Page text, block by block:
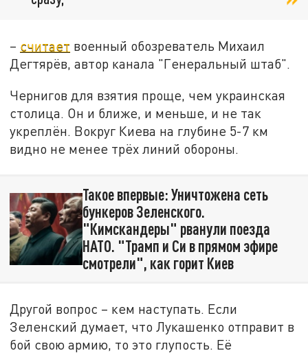
– считает военный обозреватель Михаил
Дегтярёв, автор канала "Генеральный штаб".
Чернигов для взятия проще, чем украинская
столица. Он и ближе, и меньше, и не так
укреплён. Вокруг Киева на глубине 5-7 км
видно не менее трёх линий обороны.
Такое впервые: Уничтожена сеть
бункеров Зеленского.
"Кимскандеры" рванули поезда
НАТО. "Трамп и Си в прямом эфире
смотрели", как горит Киев
Другой вопрос – кем наступать. Если
Зеленский думает, что Лукашенко отправит в
бой свою армию, то это глупость. Её